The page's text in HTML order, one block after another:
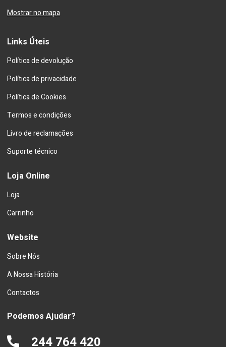
Mostrar no mapa
Links Úteis
Política de devolução
Política de privacidade
Política de Cookies
Termos e condições
Livro de reclamações
Suporte técnico
Loja Online
Loja
Carrinho
Website
Sobre Nós
A Nossa História
Contactos
Podemos Ajudar?
244 764 420